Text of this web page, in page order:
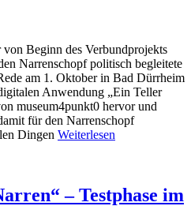
Beginn des Verbundprojekts
Narrenschopf politisch begleitete
am 1. Oktober in Bad Dürrheim
Anwendung „Ein Teller
museum4punkt0 hervor und
für den Narrenschopf
Dingen Weiterlesen
– Testphase im